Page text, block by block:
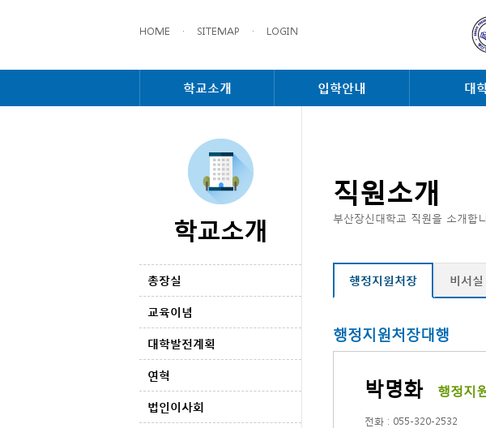
HOME · SITEMAP · LOGIN
학교소개 입학안내 대
학교소개
총장실
교육이념
대학발전계획
연혁
법인이사회
직원소개
부산장신대학교 직원을 소개합
행정지원처장 비서실
행정지원처장대행
박명화 행정지
전화 : 055-320-2532